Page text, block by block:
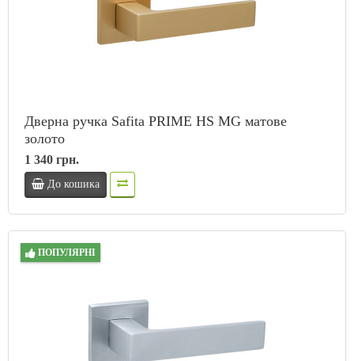
Дверна ручка Safita PRIME HS MG матове
золото
1 340 грн.
До кошика
ПОПУЛЯРНІ